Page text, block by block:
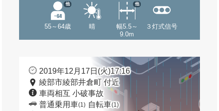
55～64歳
他
晴
幅5.5～
9.0m
他
３灯式信号
2019年12月17日(火)17:16
綾部市綾部井倉町 付近
車両相互 小破事故
普通乗用車(1) 自転車(1)